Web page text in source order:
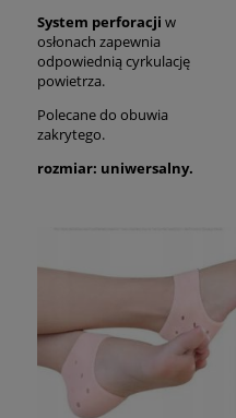
System perforacji w
osłonach zapewnia
odpowiednią cyrkulację
powietrza.
Polecane do obuwia
zakrytego.
rozmiar: uniwersalny.